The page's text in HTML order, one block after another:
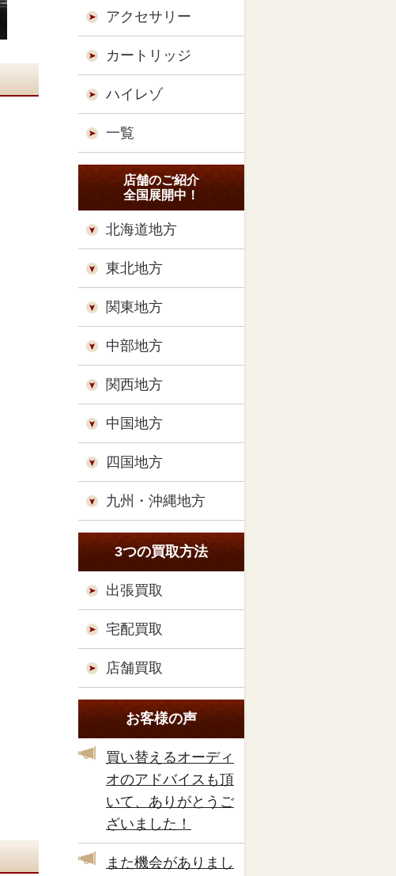
アクセサリー
カートリッジ
ハイレゾ
一覧
店舗のご紹介
全国展開中！
北海道地方
東北地方
関東地方
中部地方
関西地方
中国地方
四国地方
九州・沖縄地方
3つの買取方法
出張買取
宅配買取
店舗買取
お客様の声
買い替えるオーディ
オのアドバイスも頂
いて、ありがとうご
ざいました！
また機会がありまし